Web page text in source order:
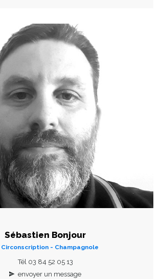
Sébastien Bonjour
Circonscription - Champagnole
Tél 03 84 52 05 13
envoyer un message